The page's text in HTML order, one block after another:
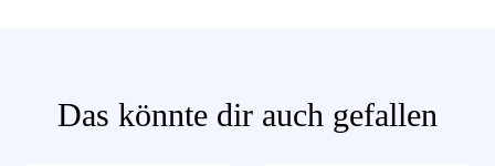
Das könnte dir auch gefallen